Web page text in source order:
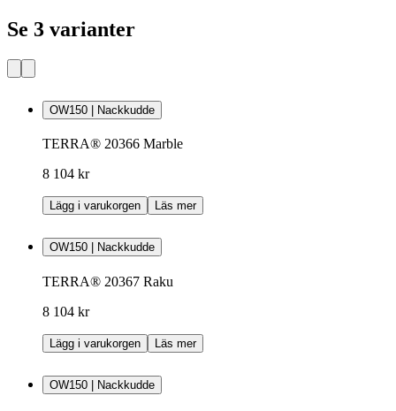
Se 3 varianter
OW150 | Nackkudde
TERRA® 20366 Marble
8 104 kr
Lägg i varukorgen Läs mer
OW150 | Nackkudde
TERRA® 20367 Raku
8 104 kr
Lägg i varukorgen Läs mer
OW150 | Nackkudde